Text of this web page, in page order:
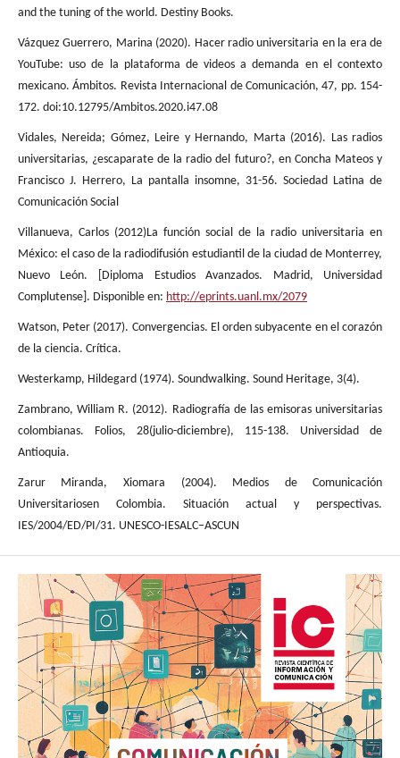
and the tuning of the world. Destiny Books.
Vázquez Guerrero, Marina (2020). Hacer radio universitaria en la era de
YouTube: uso de la plataforma de videos a demanda en el contexto
mexicano. Ámbitos. Revista Internacional de Comunicación, 47, pp. 154-
172. doi:10.12795/Ambitos.2020.i47.08
Vidales, Nereida; Gómez, Leire y Hernando, Marta (2016). Las radios
universitarias, ¿escaparate de la radio del futuro?, en Concha Mateos y
Francisco J. Herrero, La pantalla insomne, 31-56. Sociedad Latina de
Comunicación Social
Villanueva, Carlos (2012)La función social de la radio universitaria en
México: el caso de la radiodifusión estudiantil de la ciudad de Monterrey,
Nuevo León. [Diploma Estudios Avanzados. Madrid, Universidad
Complutense]. Disponible en: http://eprints.uanl.mx/2079
Watson, Peter (2017). Convergencias. El orden subyacente en el corazón
de la ciencia. Crítica.
Westerkamp, Hildegard (1974). Soundwalking. Sound Heritage, 3(4).
Zambrano, William R. (2012). Radiografía de las emisoras universitarias
colombianas. Folios, 28(julio-diciembre), 115-138. Universidad de
Antioquia.
Zarur Miranda, Xiomara (2004). Medios de Comunicación
Universitariosen Colombia. Situación actual y perspectivas.
IES/2004/ED/PI/31. UNESCO-IESALC–ASCUN